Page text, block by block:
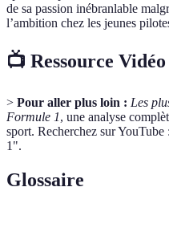
de sa passion inébranlable
l’ambition chez les jeunes
📺 Ressource Vidéo
> Pour aller plus loin : Les
Formule 1, une analyse
sport. Recherchez sur
1".
Glossaire